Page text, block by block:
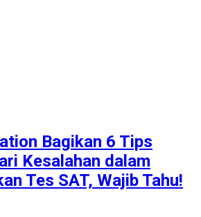
Bagikan 6 Tips
Kesalahan dalam
Tes SAT, Wajib Tahu!